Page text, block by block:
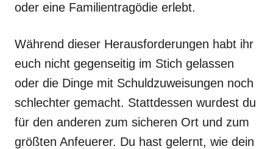
oder eine Familientragödie erlebt.
Während dieser Herausforderungen habt ihr
euch nicht gegenseitig im Stich gelassen
oder die Dinge mit Schuldzuweisungen noch
schlechter gemacht. Stattdessen wurdest du
für den anderen zum sicheren Ort und zum
größten Anfeuerer. Du hast gelernt, wie dein